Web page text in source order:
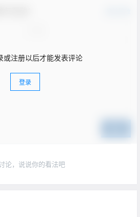
或注册以后才能发表评论
登录
论，说说你的看法吧